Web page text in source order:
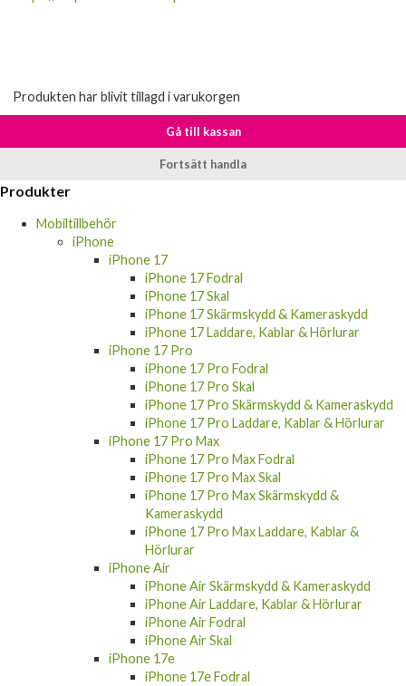
iPhone 17
iPhone 17 Fodral
iPhone 17 Skal
iPhone 17 Skärmskydd & Kameraskydd
iPhone 17 Laddare, Kablar & Hörlurar
iPhone 17 Pro
iPhone 17 Pro Fodral
iPhone 17 Pro Skal
iPhone 17 Pro Skärmskydd & Kameraskydd
iPhone 17 Pro Laddare, Kablar & Hörlurar
iPhone 17 Pro Max
iPhone 17 Pro Max Fodral
iPhone 17 Pro Max Skal
iPhone 17 Pro Max Skärmskydd &
Kameraskydd
iPhone 17 Pro Max Laddare, Kablar &
Hörlurar
iPhone Air
iPhone Air Skärmskydd & Kameraskydd